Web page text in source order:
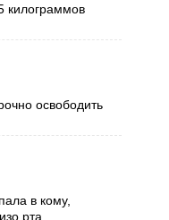
килограммов
освободить
в кому,
рта